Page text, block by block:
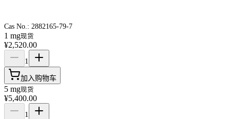
Cas No.: 2882165-79-7
1 mg现货
¥2,520.00
1
加入购物车
5 mg现货
¥5,400.00
1